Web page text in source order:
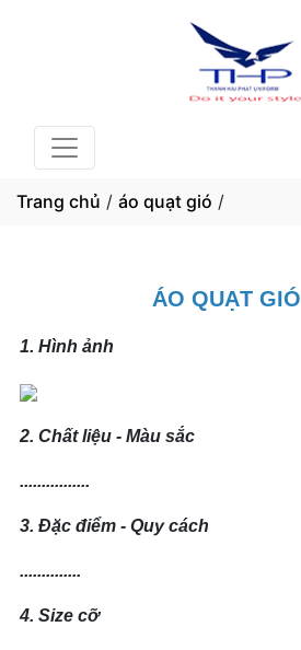
Trang chủ / áo quạt gió /
ÁO QUẠT GIÓ
1. Hình ảnh
2. Chất liệu - Màu sắc
................
3. Đặc điểm - Quy cách
..............
4. Size cỡ